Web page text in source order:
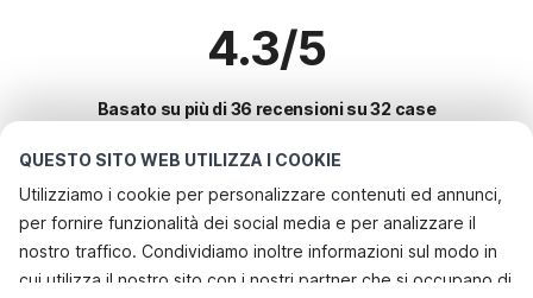
QUESTO SITO WEB UTILIZZA I COOKIE
Utilizziamo i cookie per personalizzare contenuti ed annunci,
per fornire funzionalità dei social media e per analizzare il
nostro traffico. Condividiamo inoltre informazioni sul modo in
cui utilizza il nostro sito con i nostri partner che si occupano di
4.3/5
Basato su più di 36 recensioni su 32 case
Le destinazioni più popolari per le
vacanze
Città con i migliori servizi per le vacanze